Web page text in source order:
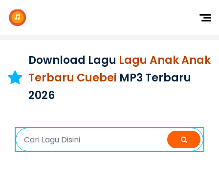
Dangdut
K-Pop
Download Lagu Lagu Anak Anak
Terbaru Cuebei MP3 Terbaru
2026